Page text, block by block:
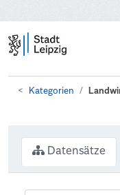
Kategorien
Datensätze